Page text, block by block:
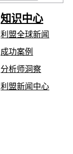
知识中心
利盟全球新闻
成功案例
分析师洞察
利盟新闻中心在